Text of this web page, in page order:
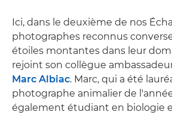
Ici, dans le deuxième de nos
photographes reconnus
étoiles montantes dans leur
rejoint son collègue
Marc Albiac. Marc, qui a été
photographe animalier de
également étudiant en biologie